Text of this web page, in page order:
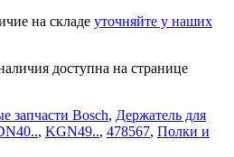
на складе уточняйте у наших
доступна на странице
запчасти Bosch, Держатель для
, KGN49.., 478567, Полки и